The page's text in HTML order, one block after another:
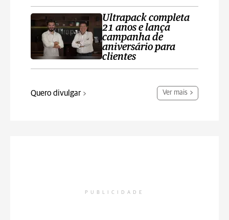
Ultrapack completa
21 anos e lança
campanha de
aniversário para
clientes
Quero divulgar Ver mais
PUBLICIDADE